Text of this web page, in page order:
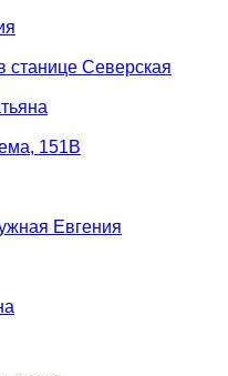
станице Северская
151В
Евгения